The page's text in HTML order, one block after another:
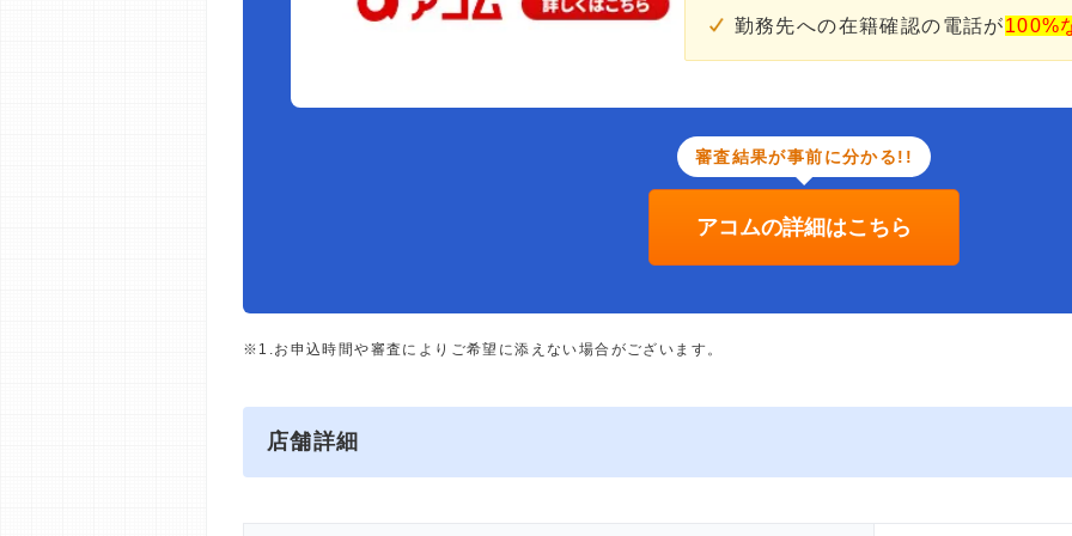
勤務先への在籍確認の電話が100%
審査結果が事前に分かる!!
アコムの詳細はこちら
※1.お申込時間や審査によりご希望に添えない場合がございます。
店舗詳細